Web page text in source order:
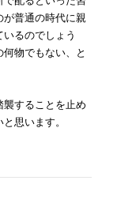
が普通の時代に親
るのでしょう
物でもない、と
することを止め
思います。